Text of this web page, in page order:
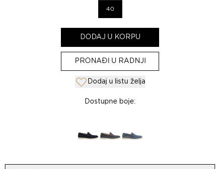
40
DODAJ U KORPU
PRONAĐI U RADNJI
Dodaj u listu želja
Dostupne boje: